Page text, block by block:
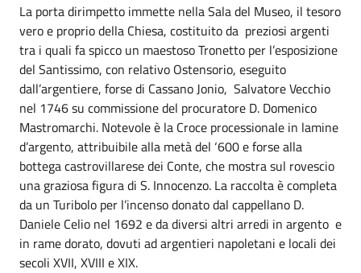
La porta dirimpetto immette nella Sala del Museo, il tesoro
vero e proprio della Chiesa, costituito da preziosi argenti
tra i quali fa spicco un maestoso Tronetto per l’esposizione
del Santissimo, con relativo Ostensorio, eseguito
dall’argentiere, forse di Cassano Jonio, Salvatore Vecchio
nel 1746 su commissione del procuratore D. Domenico
Mastromarchi. Notevole è la Croce processionale in lamine
d’argento, attribuibile alla metà del ‘600 e forse alla
bottega castrovillarese dei Conte, che mostra sul rovescio
una graziosa figura di S. Innocenzo. La raccolta è completa
da un Turibolo per l’incenso donato dal cappellano D.
Daniele Celio nel 1692 e da diversi altri arredi in argento e
in rame dorato, dovuti ad argentieri napoletani e locali dei
secoli XVII, XVIII e XIX.